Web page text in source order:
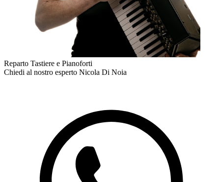
Reparto Tastiere e Pianoforti
Chiedi al nostro esperto Nicola Di Noia